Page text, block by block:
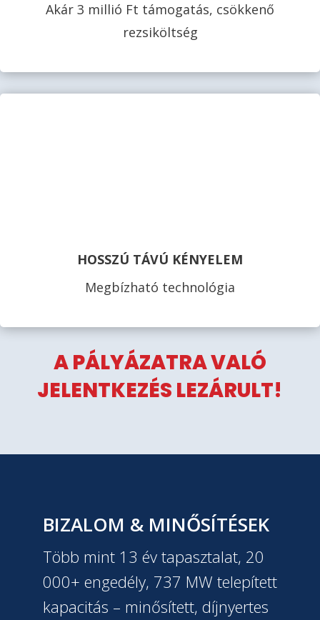
Akár 3 millió Ft támogatás, csökkenő
rezsiköltség
HOSSZÚ TÁVÚ KÉNYELEM
Megbízható technológia
A PÁLYÁZATRA VALÓ
JELENTKEZÉS LEZÁRULT!
BIZALOM & MINŐSÍTÉSEK
Több mint 13 év tapasztalat, 20
000+ engedély, 737 MW telepített
kapacitás – minősített, díjnyertes